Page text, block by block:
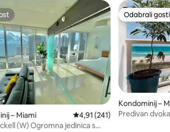
recenzija: 215
– Miami Prosječna ocjena: 4,91/5,
4,91 (241)
(W) Ogromna jedinica s
Odabrali gosti
Odabrali gosti
Kondominij –
Predivan